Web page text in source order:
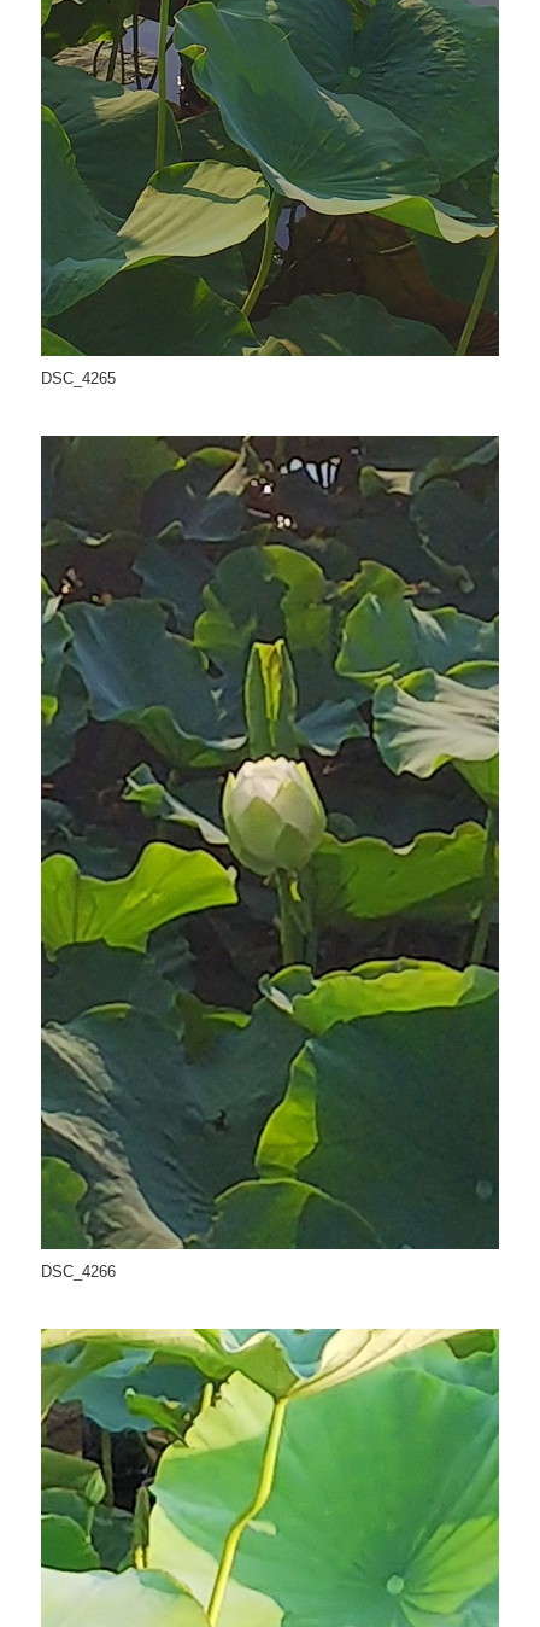
DSC_4265
DSC_4266